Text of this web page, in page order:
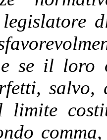
se il loro
limite